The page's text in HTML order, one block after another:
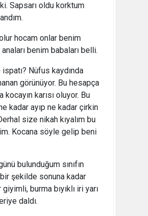
Sapsarı oldu korktum
hocam onlar benim
benim babaları belli.
Nüfus kaydında
görünüyor. Bu hesapça
kocayın karısı oluyor. Bu
kadar ayıp ne kadar çirkin
size nikah kıyalım bu
Kocana söyle gelip beni
bulunduğum sınıfın
şekilde sonuna kadar
burma bıyıklı iri yarı
daldı.